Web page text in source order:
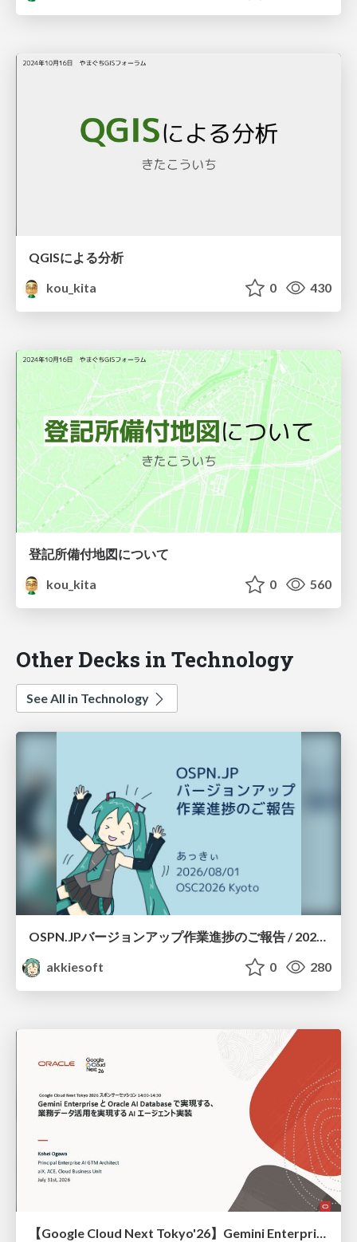
QGISによる分析
kou_kita
0 430
登記所備付地図について
kou_kita
0 560
Other Decks in Technology
See All in Technology
akkiesoft
0 280
【Google Cloud Next Tokyo'26】Gemini Enterprise と Oracle AI Database で実現する、 業務データ活用を実現する AI エージェント実装